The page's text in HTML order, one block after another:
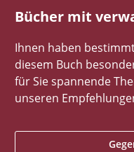
Bücher mit
Ihnen haben
diesem Buch
für Sie spannende
unseren